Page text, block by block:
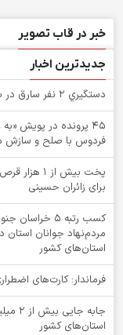
خبر در قاب تصویر
جدیدترین اخبار
دستگيري 2 نفر سارق در بشرويه
۴۵ پرونده در پویش
فردوس با صلح و سازش
پخت بیش
برای زائران حسینی
کسب رتبه ۵
مردم‌نهاد جوانان استان
استان‌های کشور
فرماندار: کارت‌های
استان‌های کشور